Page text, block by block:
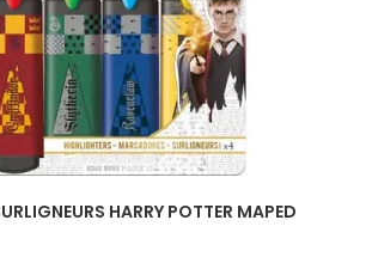
HARRY POTTER MAPED